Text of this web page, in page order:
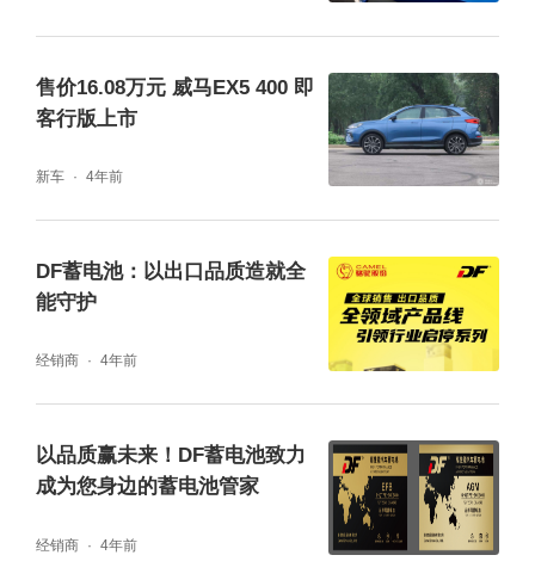
售价16.08万元 威马EX5 400 即
客行版上市
新车 4年前
DF蓄电池：以出口品质造就全
能守护
经销商 4年前
以品质赢未来！DF蓄电池致力
成为您身边的蓄电池管家
经销商 4年前